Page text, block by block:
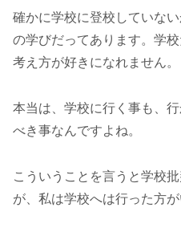
確かに学校に登校していな
の学びだってあります。学
考え方が好きになれません。
本当は、学校に行く事も、
べき事なんですよね。
こういうことを言うと学校
が、私は学校へは行った方が